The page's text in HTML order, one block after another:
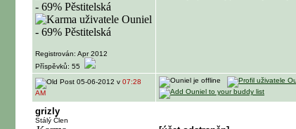
Registrován: Apr 2012
Příspěvků: 55
05-06-2012 v 07:28
AM
grizly
Stálý Člen